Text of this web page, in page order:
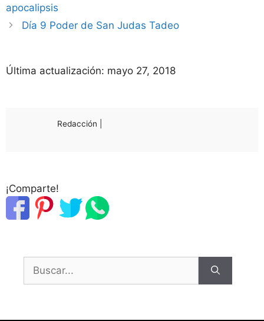
apocalipsis
Día 9 Poder de San Judas Tadeo
Última actualización: mayo 27, 2018
Redacción |
¡Comparte!